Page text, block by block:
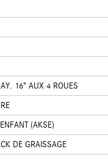
16" AUX 4 ROUES
(AKSE)
DE GRAISSAGE